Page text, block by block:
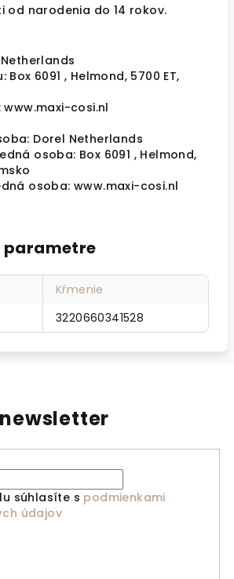
od narodenia do 14 rokov.
6091 , Helmond, 5700 ET,
cosi.nl
Dorel Netherlands
osoba: Box 6091 , Helmond,
osoba: www.maxi-cosi.nl
parametre
Kŕmenie
3220660341528
súhlasíte s podmienkami
údajov